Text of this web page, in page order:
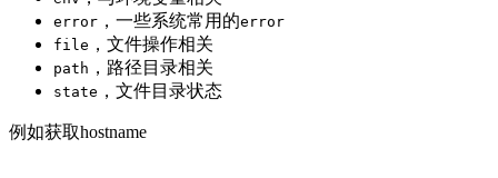
error ，一些系统常用的error
file ，文件操作相关
path ，路径目录相关
state ，文件目录状态
例如获取hostname